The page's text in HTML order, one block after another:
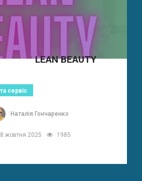
сервіс
LEAN BEAUTY
Наталія Гончаренко
жовтня 2025 1985